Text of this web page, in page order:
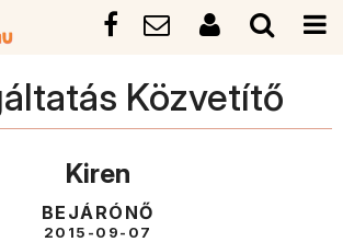
Közvetítő
Kiren
BEJÁRÓNŐ
2015-09-07